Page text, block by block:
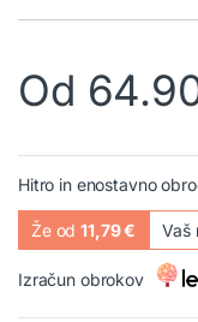
Od
Hitro in enostavno
Že od11,79 € Vaš
Izračun obrokov